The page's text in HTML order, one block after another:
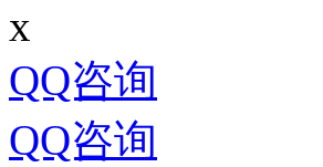
x
QQ咨询
QQ咨询